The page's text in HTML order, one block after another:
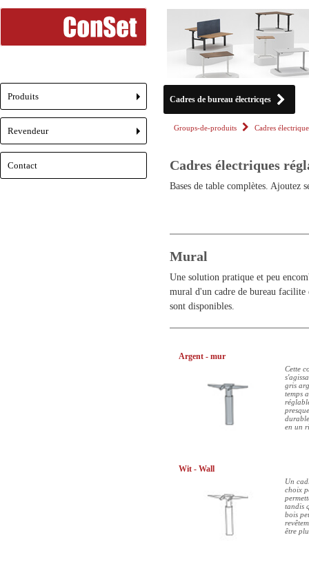
Cadres de bureau électricqes
Groups-de-produits Cadres
Cadres électriques
Bases de table complètes. Ajoutez
Mural
Une solution pratique et peu
mural d'un cadre de bureau facilite
sont disponibles.
Argent - mur
Cette
gris
temps
en un
Wit - Wall
Un
choix
tandis
bois
être
+
Produits
+
Revendeur
Contact